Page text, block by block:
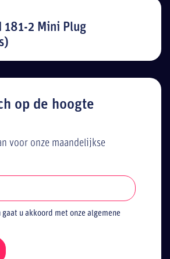
181-2 Mini Plug
op de hoogte
voor onze maandelijkse
u akkoord met onze algemene